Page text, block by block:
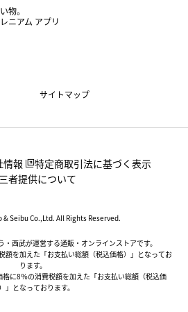
物。
ニアム アプリ
サイトマップ
情報
特定商取引法に基づく表示
者提供について
Seibu Co.,Ltd. All Rights Reserved.
西武が運営する通販・オンラインストアです。
額を加えた「お支払い総額（税込価格）」となってお
ります。
に8％の消費税額を加えた「お支払い総額（税込価
」となっております。